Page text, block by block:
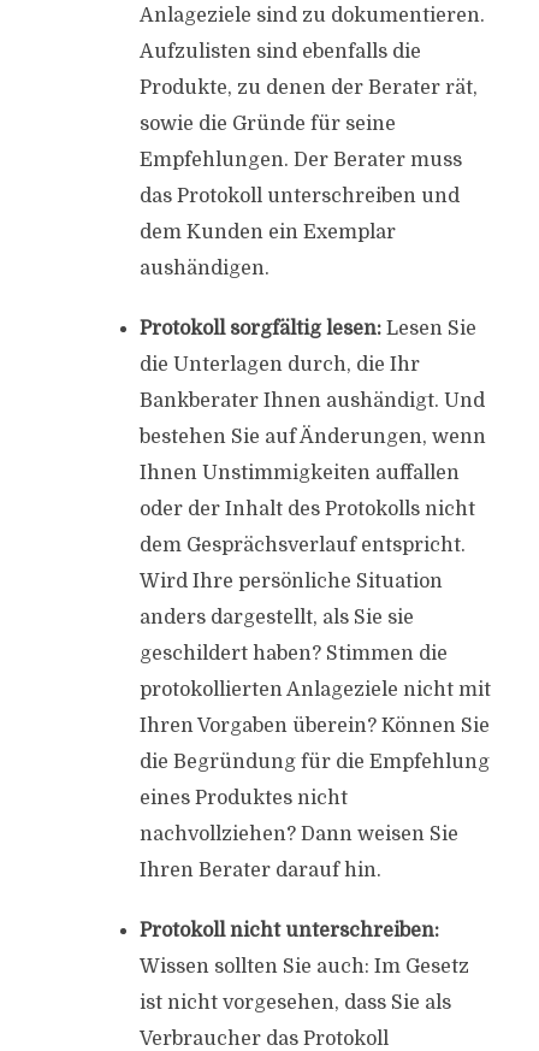
Anlageziele sind zu dokumentieren.
Aufzulisten sind ebenfalls die
Produkte, zu denen der Berater rät,
sowie die Gründe für seine
Empfehlungen. Der Berater muss
das Protokoll unterschreiben und
dem Kunden ein Exemplar
aushändigen.
Protokoll sorgfältig lesen:Lesen Sie
die Unterlagen durch, die Ihr
Bankberater Ihnen aushändigt. Und
bestehen Sie auf Änderungen, wenn
Ihnen Unstimmigkeiten auffallen
oder der Inhalt des Protokolls nicht
dem Gesprächsverlauf entspricht.
Wird Ihre persönliche Situation
anders dargestellt, als Sie sie
geschildert haben? Stimmen die
protokollierten Anlageziele nicht mit
Ihren Vorgaben überein? Können Sie
die Begründung für die Empfehlung
eines Produktes nicht
nachvollziehen? Dann weisen Sie
Ihren Berater darauf hin.
Protokoll nicht unterschreiben:
Wissen sollten Sie auch: Im Gesetz
ist nicht vorgesehen, dass Sie als
Verbraucher das Protokoll